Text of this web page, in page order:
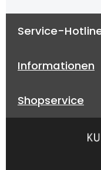
Service-
Informationen
Shopservice